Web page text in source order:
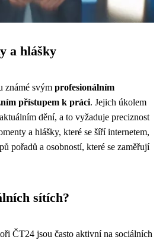
a hlášky
známé svým profesionálním
přístupem k práci. Jejich úkolem
dění, a to vyžaduje preciznost
a hlášky, které se šíří internetem,
pořadů a osobností, které se zaměřují
sítích?
ČT24 jsou často aktivní na sociálních